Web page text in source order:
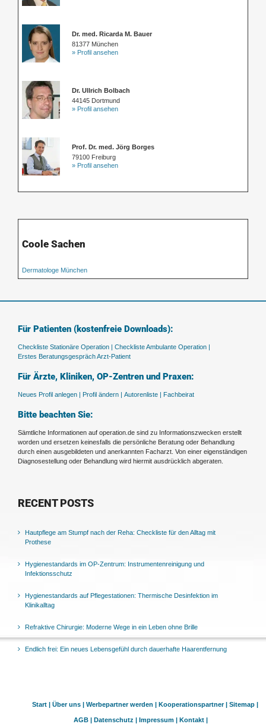
Dr. med. Ricarda M. Bauer
81377 München
» Profil ansehen
Dr. Ullrich Bolbach
44145 Dortmund
» Profil ansehen
Prof. Dr. med. Jörg Borges
79100 Freiburg
» Profil ansehen
Coole Sachen
Dermatologe München
Für Patienten (kostenfreie Downloads):
Checkliste Stationäre Operation | Checkliste Ambulante Operation |
Erstes Beratungsgespräch Arzt-Patient
Für Ärzte, Kliniken, OP-Zentren und Praxen:
Neues Profil anlegen | Profil ändern | Autorenliste | Fachbeirat
Bitte beachten Sie:
Sämtliche Informationen auf operation.de sind zu Informationszwecken erstellt
worden und ersetzen keinesfalls die persönliche Beratung oder Behandlung
durch einen ausgebildeten und anerkannten Facharzt. Von einer eigenständigen
Diagnosestellung oder Behandlung wird hiermit ausdrücklich abgeraten.
RECENT POSTS
Hautpflege am Stumpf nach der Reha: Checkliste für den Alltag mit
Prothese
Hygienestandards im OP-Zentrum: Instrumentenreinigung und
Infektionsschutz
Hygienestandards auf Pflegestationen: Thermische Desinfektion im
Klinikalltag
Refraktive Chirurgie: Moderne Wege in ein Leben ohne Brille
Endlich frei: Ein neues Lebensgefühl durch dauerhafte Haarentfernung
Start | Über uns | Werbepartner werden | Kooperationspartner | Sitemap |
AGB | Datenschutz | Impressum | Kontakt |